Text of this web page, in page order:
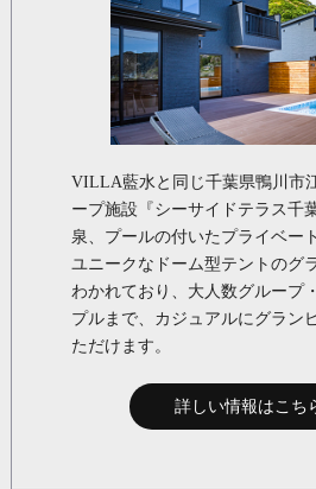
VILLA藍水と同じ千葉県鴨川市
ープ施設『シーサイドテラス千
泉、プールの付いたプライベー
ユニークなドーム型テントのグ
わかれており、大人数グループ
プルまで、カジュアルにグラン
ただけます。
詳しい情報はこち